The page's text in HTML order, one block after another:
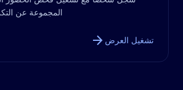
المجموعة عن
تشغيل العرض arrow_forward